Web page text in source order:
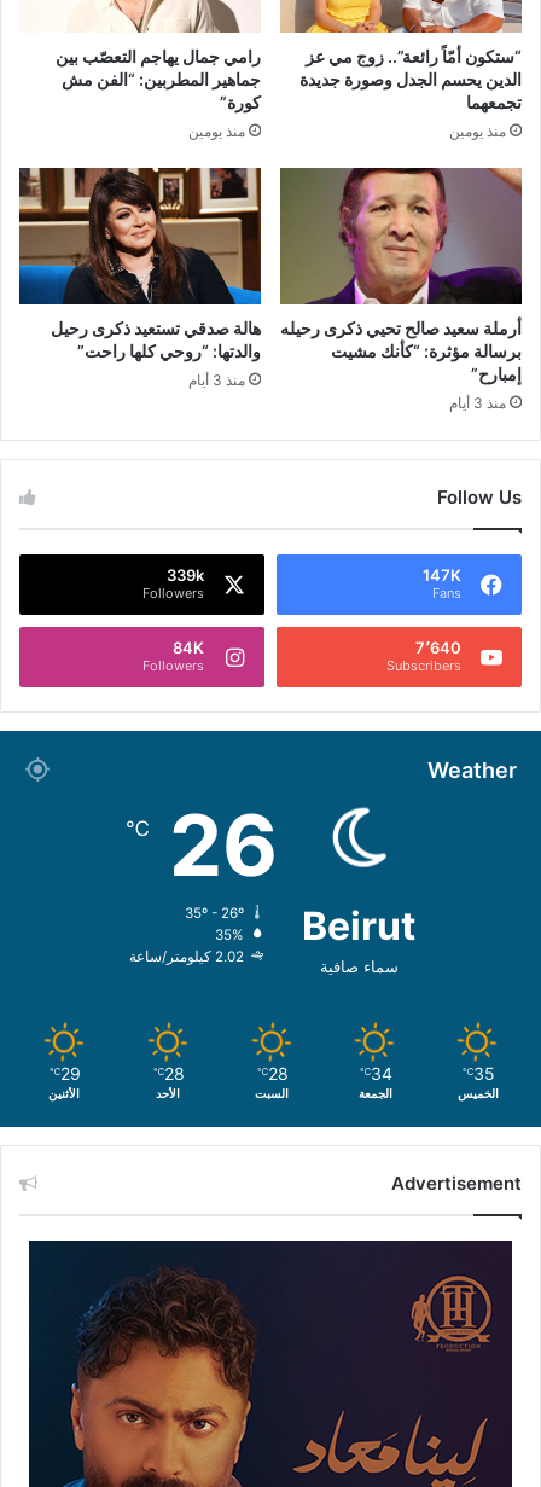
“ستكون أمّاً رائعة”.. زوج مي عز
الدين يحسم الجدل وصورة جديدة
تجمعهما
منذ يومين
رامي جمال يهاجم التعصّب بين
جماهير المطربين: “الفن مش
كورة”
منذ يومين
أرملة سعيد صالح تحيي ذكرى رحيله
برسالة مؤثرة: “كأنك مشيت
إمبارح”
منذ 3 أيام
هالة صدقي تستعيد ذكرى رحيل
والدتها: “روحي كلها راحت”
منذ 3 أيام
Follow Us
147K
Fans
339k
Followers
7٬640
Subscribers
84K
Followers
Weather
Beirut
سماء صافية
26
℃
35%
2.02 كيلومتر/ساعة
35
℃
الخميس
34
℃
الجمعة
28
℃
السبت
28
℃
الأحد
29
℃
الأثنين
Advertisement